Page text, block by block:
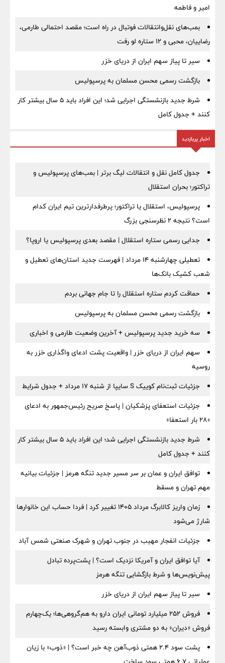
امیر و فاطمه
بمب‌های نقل‌وانتقالات فوتبال در راه است؛ مقصد احتمالی طارمی،
رضاییان، محبی و ۱۲ ستاره لو رفت
سیر تا پیاز سهم ایران از دریای خزر
بازگشت رسمی محسن مسلمان به پرسپولیس
شرط جدید بازنشستگی اجرایی شد؛ این افراد باید ۵ سال بیشتر کار
کنند + جدول کامل
اخبار پربازدید
جدول کامل نقل و انتقالات لیگ برتر | بمب‌های پرسپولیس و
تراکتور؛ بحران استقلال
پرسپولیس، استقلال یا تراکتور؛ پرطرفدارترین تیم ایران کدام
است؟ نتیجه ۲ نظرسنجی بزرگ
جدایی رسمی ستاره استقلال | مقصد بعدی پرسپولیس یا اروپا؟
تعطیلی چهارشنبه ۱۴ مرداد | فهرست جدید استان‌های تعطیل و
شعب کشیک بانک‌ها
حماقت کردم ستاره استقلال را تا جام جهانی بردم
بازگشت رسمی محسن مسلمان به پرسپولیس
سه خرید جدید پرسپولیس + آخرین وضعیت طارمی و اخباری
سهم ایران از دریای خزر | واقعیت پشت ادعای واگذاری خزر به
روسیه
جزئیات ثبت‌نام کوییک S سایپا از شنبه ۱۷ مرداد + جدول شرایط
جزئیات استعفای پزشکیان | پاسخ صریح رئیس‌جمهور به ادعای
«۲۸ بار استعفا»
شرط جدید بازنشستگی اجرایی شد؛ این افراد باید ۵ سال بیشتر کار
کنند + جدول کامل
توافق ایران و عمان بر سر مسیر جدید تنگه هرمز | جزئیات بیانیه
مهم تهران و مسقط
زمان واریز کالابرگ مرداد ۱۴۰۵ تغییر کرد | فردا حساب این خانوارها
شارژ می‌شود
جزئیات انفجار مهیب در جنوب تهران و شهرک صنعتی شمس آباد
آیا توافق ایران و آمریکا نزدیک است؟ | پشت‌پرده تبادل
پیش‌نویس‌ها و شرط بازگشایی تنگه هرمز
سیر تا پیاز سهم ایران از دریای خزر
فروش ۲۵۲ میلیارد تومانی ایران دارو به هم‌گروهی‌ها؛ یک‌چهارم
فروش «دیران» به دو مشتری وابسته رسید
پشت سود ۲.۴ همتی ذوب‌آهن چه خبر است؟ | «ذوب» با زیان